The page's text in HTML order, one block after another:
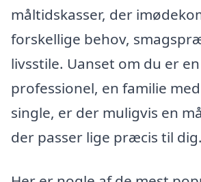
måltidskasser, der
forskellige behov,
livsstile. Uanset om du er
professionel, en familie
single, er der muligvis en
der passer lige præcis til dig.